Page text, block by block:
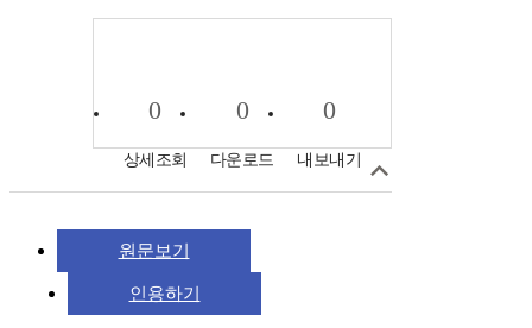
0
상세조회
0
다운로드
0
내보내기
원문보기
인용하기